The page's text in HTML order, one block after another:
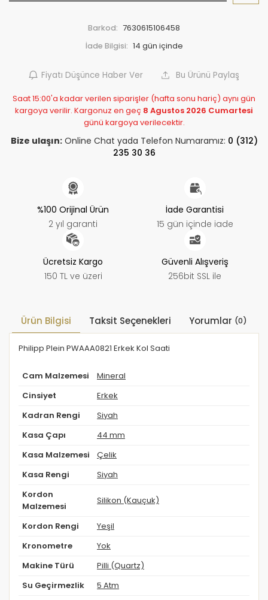
Barkod: 7630615106458
İade Bilgisi:
Fiyatı Düşünce Haber Ver Bu Ürünü Paylaş
Saat 15:00'a kadar verilen siparişler (hafta sonu hariç) aynı gün
kargoya verilir. Kargonuz en geç 8 Agustos 2026 Cumartesi
günü kargoya verilecektir.
Bize ulaşın:Online Chat yada Telefon Numaramız: 0 (312)
235 30 36
%100 Orijinal Ürün
2 yıl garanti
İade Garantisi
15 gün içinde iade
Ücretsiz Kargo
150 TL ve üzeri
Güvenli Alışveriş
256bit SSL ile
Ürün Bilgisi Taksit Seçenekleri Yorumlar (0)
Philipp Plein PWAAA0821 Erkek Kol Saati
Cam Malzemesi Mineral
Cinsiyet Erkek
Kadran Rengi Siyah
Kasa Çapı 44 mm
Kasa Malzemesi Çelik
Kasa Rengi Siyah
Kordon
Malzemesi
Silikon (Kauçuk)
Kordon Rengi Yeşil
Kronometre Yok
Makine Türü Pilli (Quartz)
Su Geçirmezlik 5 Atm